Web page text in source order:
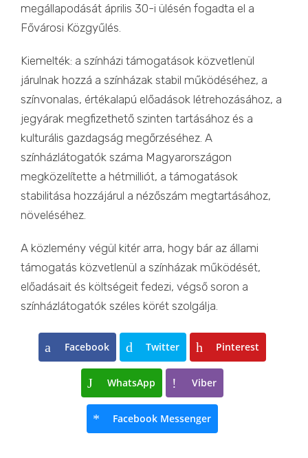
megállapodását április 30-i ülésén fogadta el a
Fővárosi Közgyűlés.
Kiemelték: a színházi támogatások közvetlenül
járulnak hozzá a színházak stabil működéséhez, a
színvonalas, értékalapú előadások létrehozásához, a
jegyárak megfizethető szinten tartásához és a
kulturális gazdagság megőrzéséhez. A
színházlátogatók száma Magyarországon
megközelítette a hétmilliót, a támogatások
stabilitása hozzájárul a nézőszám megtartásához,
növeléséhez.
A közlemény végül kitér arra, hogy bár az állami
támogatás közvetlenül a színházak működését,
előadásait és költségeit fedezi, végső soron a
színházlátogatók széles körét szolgálja.
Facebook Twitter Pinterest
WhatsApp Viber
Facebook Messenger